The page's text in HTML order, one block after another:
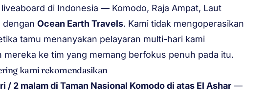
di Indonesia — Komodo, Raja Ampat, Laut
dengan Ocean Earth Travels. Kami tidak mengoperasikan
tamu menanyakan pelayaran multi-hari kami
mereka ke tim yang memang berfokus penuh pada itu.
kami rekomendasikan
/ 2 malam di Taman Nasional Komodo di atas El Ashar —